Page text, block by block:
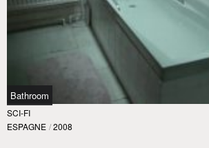
Bathroom
SCI-FI
ESPAGNE / 2008